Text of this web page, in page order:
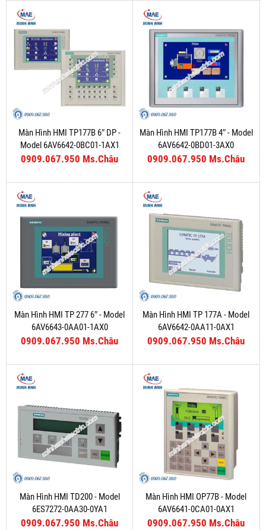
Màn Hình HMI TP177B 6″ DP -
Model 6AV6642-0BC01-1AX1
0909.067.950 Ms.Châu
Màn Hình HMI TP177B 4″ - Model
6AV6642-0BD01-3AX0
0909.067.950 Ms.Châu
Màn Hình HMI TP 277 6″ - Model
6AV6643-0AA01-1AX0
0909.067.950 Ms.Châu
Màn Hình HMI TP 177A - Model
6AV6642-0AA11-0AX1
0909.067.950 Ms.Châu
Màn Hình HMI TD200 - Model
6ES7272-0AA30-0YA1
0909.067.950 Ms.Châu
Màn Hình HMI OP77B - Model
6AV6641-0CA01-0AX1
0909.067.950 Ms.Châu